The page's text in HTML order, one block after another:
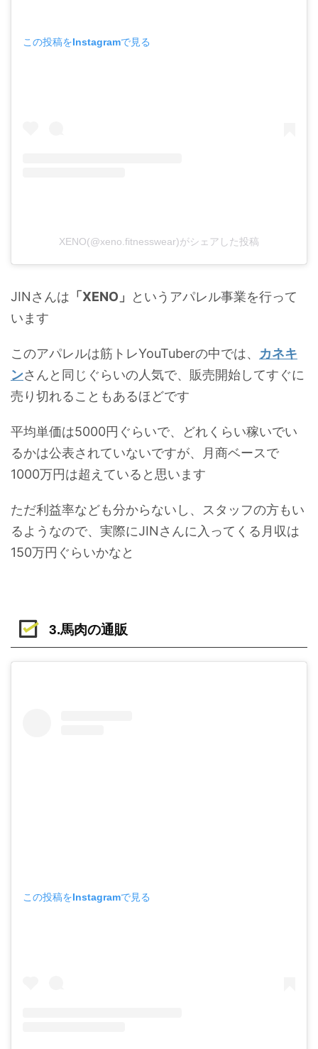
この投稿をInstagramで見る
XENO(@xeno.fitnesswear)がシェアした投稿
JINさんは 「XENO」
というアパレル事業を行って
います
このアパレルは筋トレYouTuberの中では、 カネキ
ンさんと同じぐらいの人気で、販売開始してすぐに
売り切れることもあるほどです
平均単価は5000円ぐらいで、どれくらい稼いでい
るかは公表されていないですが、月商ベースで
1000万円は超えていると思います
ただ利益率なども分からないし、スタッフの方もい
るようなので、実際にJINさんに入ってくる月収は
150万円ぐらいかなと
3.馬肉の通販
この投稿をInstagramで見る